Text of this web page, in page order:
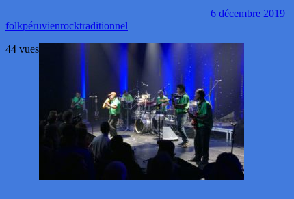
6 décembre 2019
folkpéruvienrocktraditionnel
44 vues